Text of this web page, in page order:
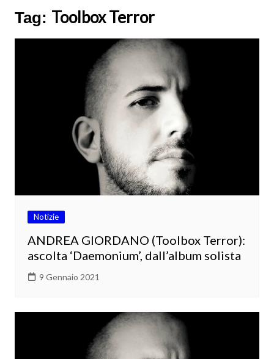
Tag: Toolbox Terror
Notizie
ANDREA GIORDANO (Toolbox Terror):
ascolta ‘Daemonium’, dall’album solista
9 Gennaio 2021